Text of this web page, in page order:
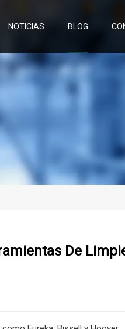
NOTICIAS BLOG
De